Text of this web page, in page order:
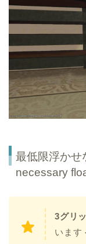
最低限浮かせ
necessary
3グリ
います